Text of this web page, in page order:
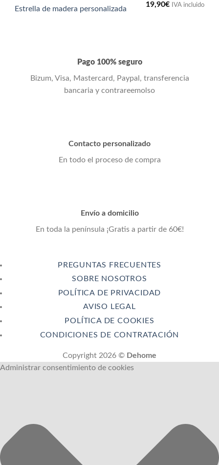
Estrella de madera personalizada
19,90€ IVA incluido
Pago 100% seguro
Bizum, Visa, Mastercard, Paypal, transferencia
bancaria y contrareemolso
Contacto personalizado
En todo el proceso de compra
Envío a domicilio
En toda la península ¡Gratis a partir de 60€!
PREGUNTAS FRECUENTES
SOBRE NOSOTROS
POLÍTICA DE PRIVACIDAD
AVISO LEGAL
POLÍTICA DE COOKIES
CONDICIONES DE CONTRATACIÓN
Copyright 2026 © Dehome
Administrar consentimiento de cookies